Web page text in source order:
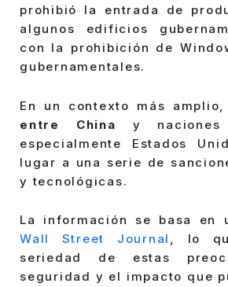
prohibió la entrada de
algunos edificios
con la prohibición de
gubernamentales.
En un contexto más
entre China y naciones
especialmente Estados
lugar a una serie de
y tecnológicas.
La información se basa en
Wall Street Journal , lo
seriedad de estas
seguridad y el impacto que